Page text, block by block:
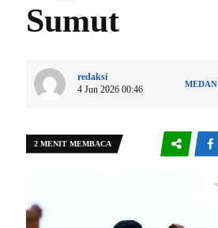
Sumut
redaksi
4 Jun 2026 00:46
MEDAN
2 MENIT MEMBACA